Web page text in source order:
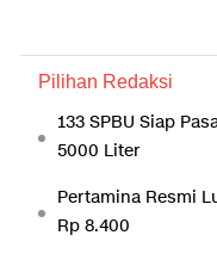
Pilihan Redaksi
133 SPBU Siap
5000 Liter
Pertamina Resmi
Rp 8.400